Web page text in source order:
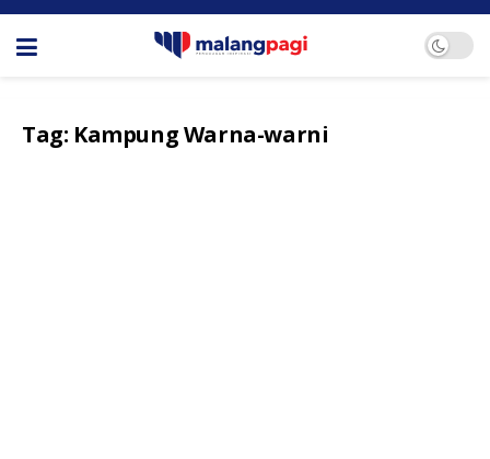
Tag: Kampung Warna-warni